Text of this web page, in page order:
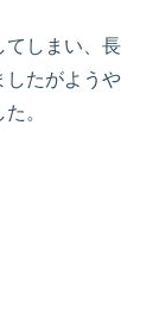
てしまい、長
したがようや
。